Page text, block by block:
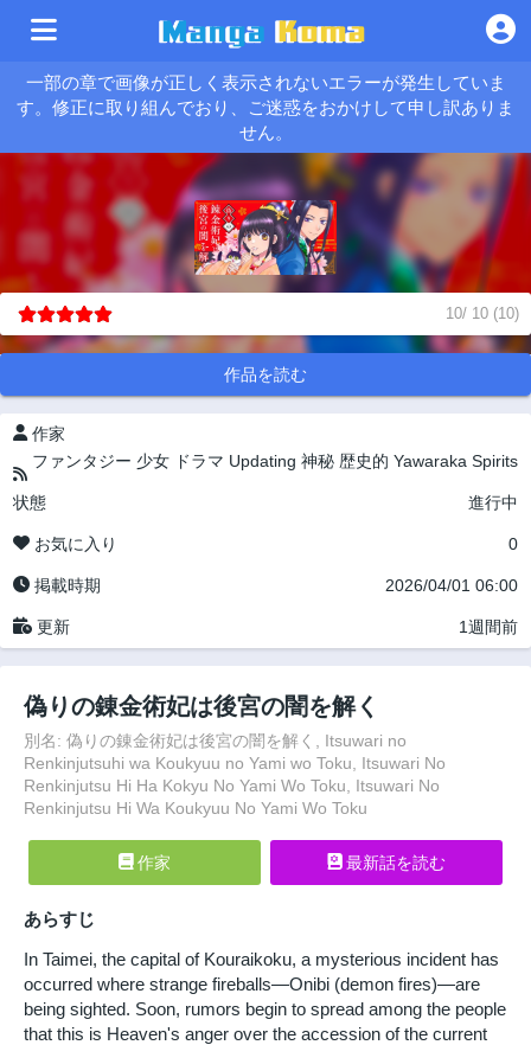
一部の章で画像が正しく表示されないエラーが発生していま
す。修正に取り組んでおり、ご迷惑をおかけして申し訳ありま
せん。
10/ 10 (10)
作品を読む
作家
ファンタジー 少女 ドラマ Updating 神秘 歴史的 Yawaraka Spirits
状態 進行中
お気に入り 0
掲載時期 2026/04/01 06:00
更新 1週間前
偽りの錬金術妃は後宮の闇を解く
別名: 偽りの錬金術妃は後宮の闇を解く, Itsuwari no
Renkinjutsuhi wa Koukyuu no Yami wo Toku, Itsuwari No
Renkinjutsu Hi Ha Kokyu No Yami Wo Toku, Itsuwari No
Renkinjutsu Hi Wa Koukyuu No Yami Wo Toku
作家 最新話を読む
あらすじ
In Taimei, the capital of Kouraikoku, a mysterious incident has
occurred where strange fireballs—Onibi (demon fires)—are
being sighted. Soon, rumors begin to spread among the people
that this is Heaven's anger over the accession of the current